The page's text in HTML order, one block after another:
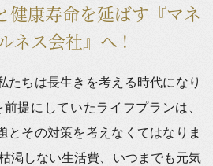
健康寿命を延ばす『マネ
ネス会社』へ !
たちは長生きを考える時代になり
提にしていたライフプランは、
とその対策を考えなくてはなりま
渇しない生活費、いつまでも元気